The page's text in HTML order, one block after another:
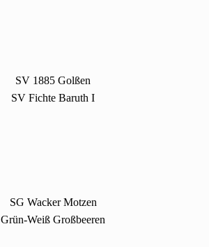
SV 1885 Golßen
SV Fichte Baruth I
SG Wacker Motzen
Grün-Weiß Großbeeren